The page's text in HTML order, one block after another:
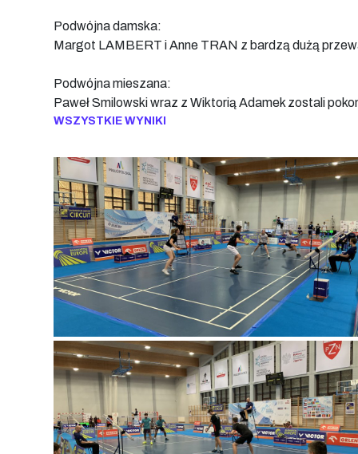
Podwójna damska:
Margot LAMBERT i Anne TRAN z bardzą dużą
Podwójna mieszana:
Paweł Smilowski wraz z Wiktorią Adamek zostali
WSZYSTKIE WYNIKI